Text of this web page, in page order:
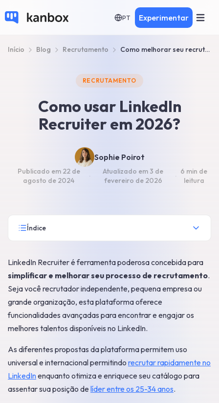
PT Experimentar
Início Blog Recrutamento Como melhorar seu recrutamento com LinkedIn Recruiter?
RECRUTAMENTO
Como usar LinkedIn
Recruiter em 2026?
Sophie Poirot
Publicado em 22 de
agosto de 2024
·
Atualizado em 3 de
fevereiro de 2026
·
6 min de
leitura
Índice
LinkedIn Recruiter é ferramenta poderosa concebida para
simplificar e melhorar seu processo de recrutamento.
Seja você recrutador independente, pequena empresa ou
grande organização, esta plataforma oferece
funcionalidades avançadas para encontrar e engajar os
melhores talentos disponíveis no LinkedIn.
As diferentes propostas da plataforma permitem uso
universal e internacional permitindo recrutar rapidamente no
LinkedInenquanto otimiza e enriquece seu catálogo para
assentar sua posição de líder entre os 25-34 anos.